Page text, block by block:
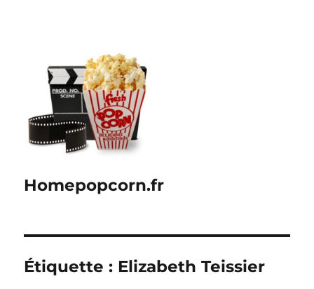
Homepopcorn.fr
Étiquette : Elizabeth Teissier